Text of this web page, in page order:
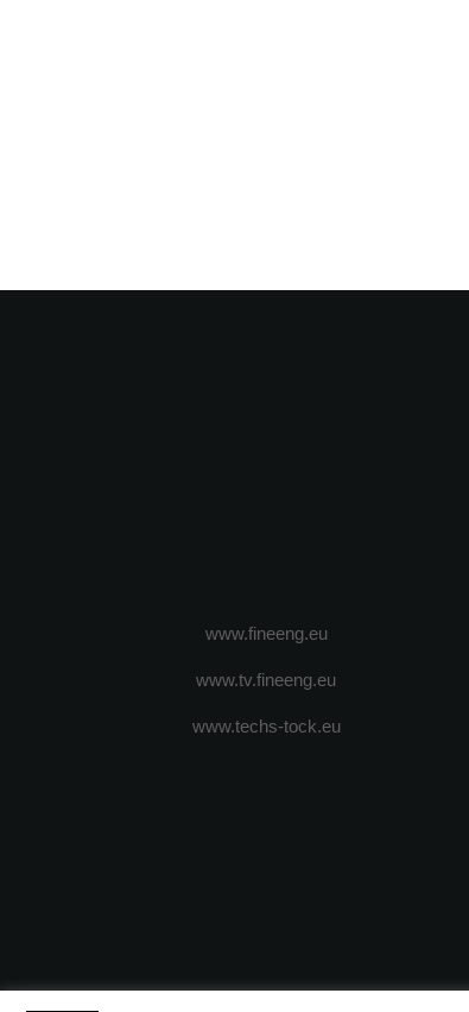
www.fineeng.eu
www.tv.fineeng.eu
www.techs-tock.eu